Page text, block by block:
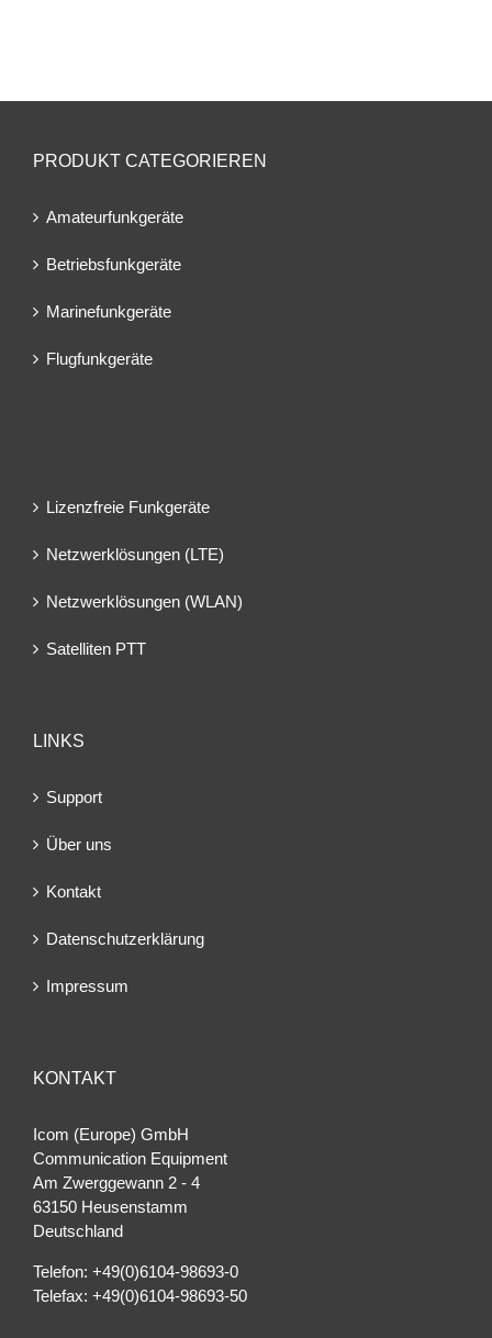
PRODUKT CATEGORIEREN
Amateurfunkgeräte
Betriebsfunkgeräte
Marinefunkgeräte
Flugfunkgeräte
Lizenzfreie Funkgeräte
Netzwerklösungen (LTE)
Netzwerklösungen (WLAN)
Satelliten PTT
LINKS
Support
Über uns
Kontakt
Datenschutzerklärung
Impressum
KONTAKT
Icom (Europe) GmbH
Communication Equipment
Am Zwerggewann 2 ‐ 4
63150 Heusenstamm
Deutschland
Telefon: +49(0)6104-98693-0
Telefax: +49(0)6104-98693-50